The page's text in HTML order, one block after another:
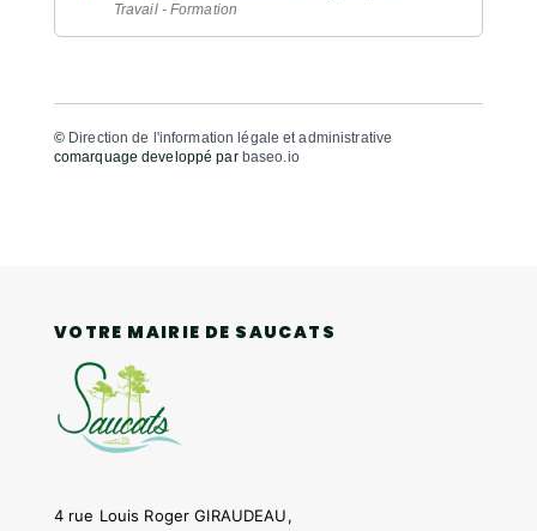
Travail - Formation
© Direction de l'information légale et administrative
comarquage developpé par baseo.io
VOTRE MAIRIE DE SAUCATS
4 rue Louis Roger GIRAUDEAU,